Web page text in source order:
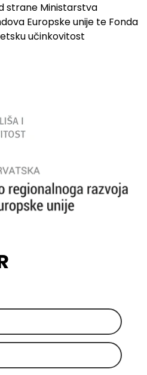
strane Ministarstva
Europske unije te Fonda
učinkovitost